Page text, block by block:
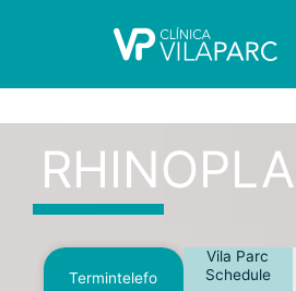
Termintelefo
Vila Parc
Schedule